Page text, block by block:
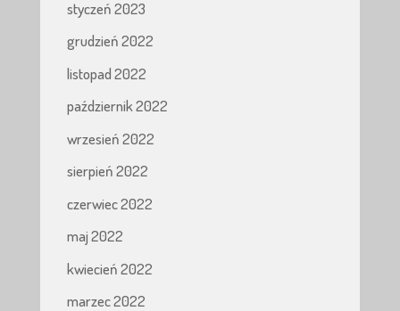
styczeń 2023
grudzień 2022
listopad 2022
październik 2022
wrzesień 2022
sierpień 2022
czerwiec 2022
maj 2022
kwiecień 2022
marzec 2022